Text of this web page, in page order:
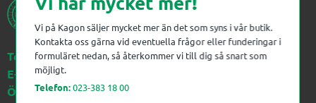
Telefon:023-383 18 00
E-post:kagon@kagon.se
Öppettider:Måndag-Fredag, 07-16
Vi på Kagon säljer mycket mer än det som syns i vår butik.
Kontakta oss gärna vid eventuella frågor eller funderingar i
formuläret nedan, så återkommer vi till dig så snart som
möjligt.
Telefon:023-383 18 00